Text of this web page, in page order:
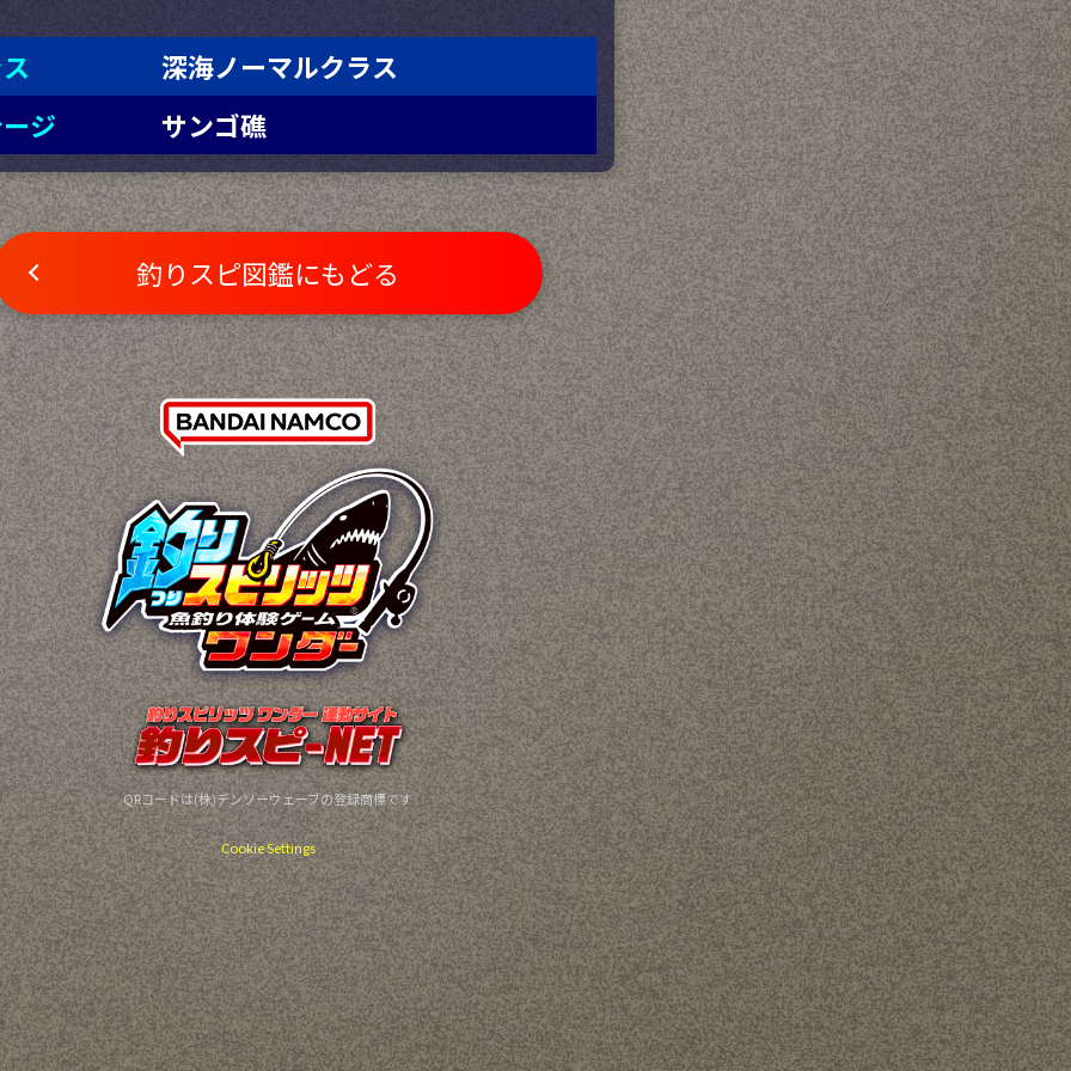
深海ノーマルクラス
ジ
サンゴ礁
釣りスピ図鑑にもどる
QRコードは(株)デンソーウェーブの登録商標です
Cookie Settings